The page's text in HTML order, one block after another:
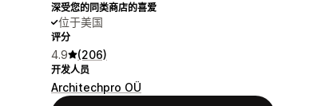
深受您的同类商店的喜爱
位于美国
评分
4.9 (206)
开发人员
Architechpro OÜ